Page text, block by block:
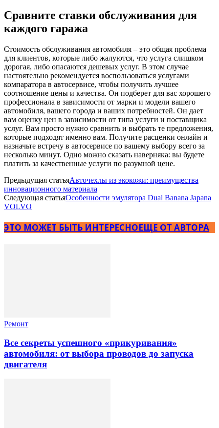
Сравните ставки обслуживания для
каждого гаража
Стоимость обслуживания автомобиля – это общая проблема
для клиентов, которые либо жалуются, что услуга слишком
дорогая, либо опасаются дешевых услуг. В этом случае
настоятельно рекомендуется воспользоваться услугами
компаратора в автосервисе, чтобы получить лучшее
соотношение цены и качества. Он подберет для вас хорошего
профессионала в зависимости от марки и модели вашего
автомобиля, вашего города и ваших потребностей. Он дает
вам оценку цен в зависимости от типа услуги и поставщика
услуг. Вам просто нужно сравнить и выбрать те предложения,
которые подходят именно вам. Получите расценки онлайн и
назначьте встречу в автосервисе по вашему выбору всего за
несколько минут. Одно можно сказать наверняка: вы будете
платить за качественные услуги по разумной цене.
Предыдущая статьяАвточехлы из экокожи: преимущества
инновационного материала
Следующая статьяОсобенности эмулятора Dual Banana Japana
VOLVO
ЭТО МОЖЕТ БЫТЬ ИНТЕРЕСНОЕЩЕ ОТ АВТОРА
Ремонт
Все секреты успешного «прикуривания»
автомобиля: от выбора проводов до запуска
двигателя